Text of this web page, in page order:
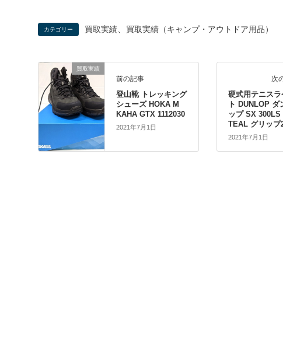
カテゴリー 買取実績 買取実績（キャンプ・アウトドア用品）
買取実績
前の記事
登山靴 トレッキング
シューズ HOKA M
KAHA GTX 1112030
2021年7月1日
次
硬式用テニスラ
ト DUNLOP ダ
ップ SX 300LS
TEAL グリップ
2021年7月1日